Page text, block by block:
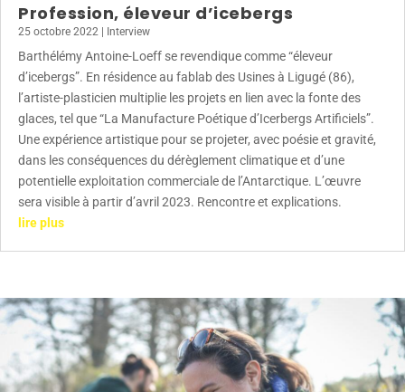
Profession, éleveur d’icebergs
25 octobre 2022 Interview
Barthélémy Antoine-Loeff se revendique comme “éleveur
d’icebergs”. En résidence au fablab des Usines à Ligugé (86),
l’artiste-plasticien multiplie les projets en lien avec la fonte des
glaces, tel que “La Manufacture Poétique d’Icerbergs Artificiels”.
Une expérience artistique pour se projeter, avec poésie et gravité,
dans les conséquences du dérèglement climatique et d’une
potentielle exploitation commerciale de l’Antarctique. L’œuvre
sera visible à partir d’avril 2023. Rencontre et explications.
lire plus